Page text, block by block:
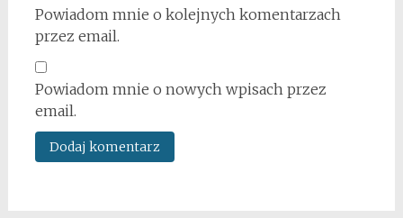
Powiadom mnie o kolejnych komentarzach
przez email.
Powiadom mnie o nowych wpisach przez
email.